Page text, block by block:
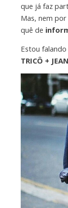
que já faz
Mas, nem
quê de
Estou
TRICÔ +